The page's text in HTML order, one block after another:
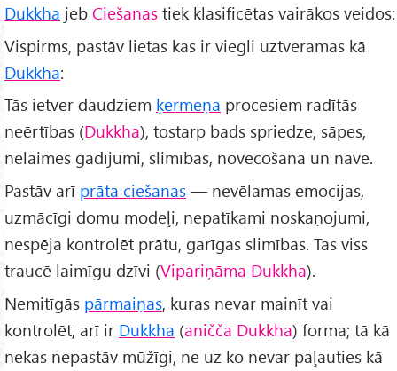
Dukkha jeb Ciešanas tiek klasificētas vairākos veidos:
Vispirms, pastāv lietas kas ir viegli uztveramas kā
Dukkha:
Tās ietver daudziem ķermeņa procesiem radītās
neērtības (Dukkha), tostarp bads spriedze, sāpes,
nelaimes gadījumi, slimības, novecošana un nāve.
Pastāv arī prāta ciešanas — nevēlamas emocijas,
uzmācīgi domu modeļi, nepatīkami noskaņojumi,
nespēja kontrolēt prātu, garīgas slimības. Tas viss
traucē laimīgu dzīvi (Vipariņāma Dukkha).
Nemitīgās pārmaiņas, kuras nevar mainīt vai
kontrolēt, arī ir Dukkha (aničča Dukkha) forma; tā kā
nekas nepastāv mūžīgi, ne uz ko nevar paļauties kā